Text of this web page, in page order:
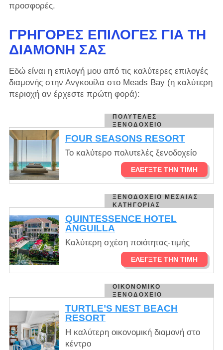
προσφορές.
ΓΡΉΓΟΡΕΣ ΕΠΙΛΟΓΈΣ ΓΙΑ ΤΗ
ΔΙΑΜΟΝΉ ΣΑΣ
Εδώ είναι η επιλογή μου από τις καλύτερες επιλογές
διαμονής στην Ανγκουίλα στο Meads Bay (η καλύτερη
περιοχή αν έρχεστε πρώτη φορά):
ΠΟΛΥΤΕΛΈΣ
ΞΕΝΟΔΟΧΕΊΟ
FOUR SEASONS RESORT
Το καλύτερο πολυτελές ξενοδοχείο
ΕΛΈΓΞΤΕ ΤΗΝ ΤΙΜΉ
ΞΕΝΟΔΟΧΕΊΟ ΜΕΣΑΊΑΣ
ΚΑΤΗΓΟΡΊΑΣ
QUINTESSENCE HOTEL
ANGUILLA
Καλύτερη σχέση ποιότητας-τιμής
ΕΛΈΓΞΤΕ ΤΗΝ ΤΙΜΉ
ΟΙΚΟΝΟΜΙΚΌ
ΞΕΝΟΔΟΧΕΊΟ
TURTLE’S NEST BEACH
RESORT
Η καλύτερη οικονομική διαμονή στο
κέντρο